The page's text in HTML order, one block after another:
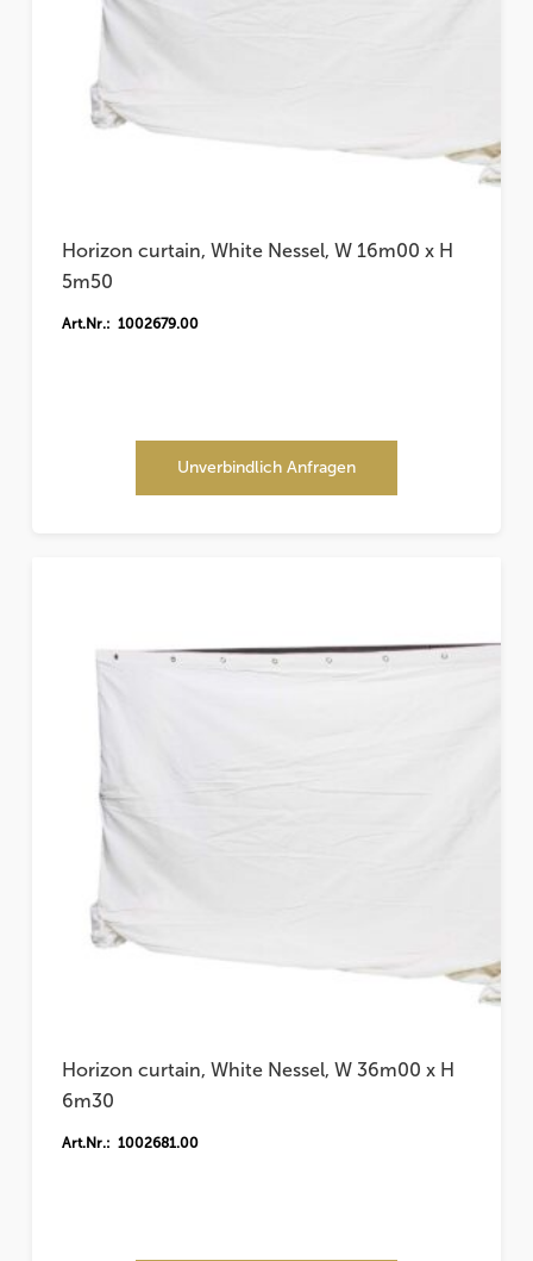
Horizon curtain, White Nessel, W 16m00 x H
5m50
Art.Nr.: 1002679.00
Unverbindlich Anfragen
Horizon curtain, White Nessel, W 36m00 x H
6m30
Art.Nr.: 1002681.00